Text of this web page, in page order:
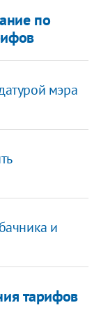
по
мэра
и
тарифов